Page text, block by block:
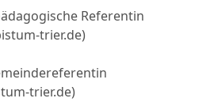
Referentin
trier.de)
trier.de)